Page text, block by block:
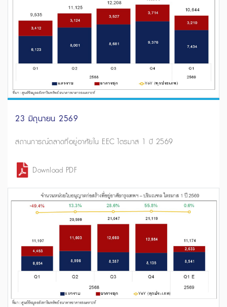
23 มิถุนายน 2569
สถานการณ์ตลาดที่อยู่อาศัยใน EEC ไตรมาส 1 ปี 2569
Download PDF